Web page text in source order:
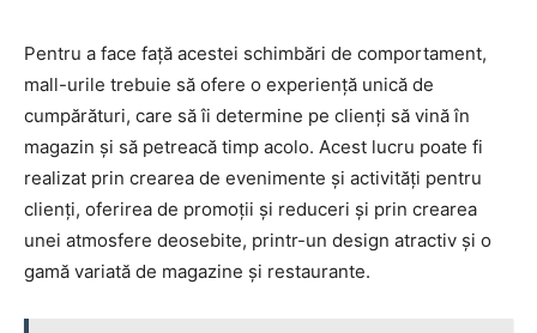
Pentru a face față acestei schimbări de comportament,
mall-urile trebuie să ofere o experiență unică de
cumpărături, care să îi determine pe clienți să vină în
magazin și să petreacă timp acolo. Acest lucru poate fi
realizat prin crearea de evenimente și activități pentru
clienți, oferirea de promoții și reduceri și prin crearea
unei atmosfere deosebite, printr-un design atractiv și o
gamă variată de magazine și restaurante.